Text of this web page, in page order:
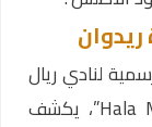
لنادي ريال
مدريد الإسباني “Hala Madrid Y Nada Mas”، يكشف